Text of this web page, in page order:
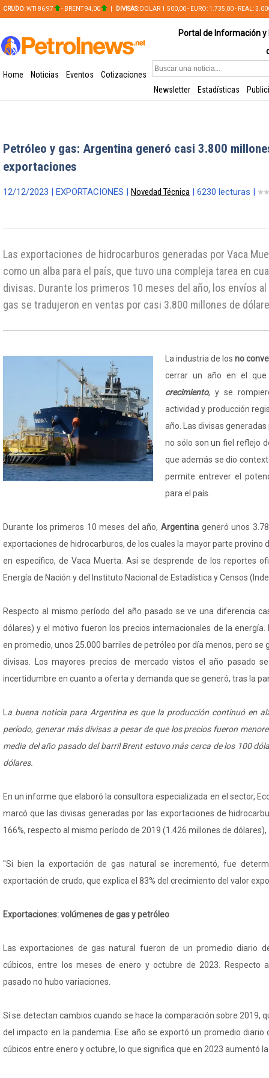
CRUDO: WTI 86,97 - BRENT 94,00 DIVISAS: DOLAR 1.500,00 - EURO: 1.735,00 - REAL:
Portal de Información
Home Noticias Eventos
Cotizaciones
Newsletter
Estadísticas
Petróleo y gas: Argentina generó casi 3.800
exportaciones
12/12/2023 | EXPORTACIONES | Novedad Técnica | 6230 lecturas |
Las exportaciones de hidrocarburos generadas por Vaca
como un alba para el país, que tuvo una compleja tarea en
divisas. Durante los primeros 10 meses del año, los envíos
gas se tradujeron en ventas por casi 3.800 millones de
La industria de los no
cerrar un año en el
crecimiento, y se
actividad y producción
año. Las divisas
no sólo son un fiel reflejo
que además se dio
permite entrever el
para el país.
Durante los primeros 10 meses del año, Argentina generó unos
exportaciones de hidrocarburos, de los cuales la mayor parte provino
en específico, de Vaca Muerta. Así se desprende de los reportes
Energía de Nación y del Instituto Nacional de Estadística y Censos
Respecto al mismo período del año pasado se ve una diferencia
dólares) y el motivo fueron los precios internacionales de la energía.
en promedio, unos 25.000 barriles de petróleo por día menos, pero se
divisas. Los mayores precios de mercado vistos el año pasado
incertidumbre en cuanto a oferta y demanda que se generó, tras la
a buena noticia para Argentina es que la producción continuó en
período, generar más divisas a pesar de que los precios fueron
media del año pasado del barril Brent estuvo más cerca de los 100
dólares.
En un informe que elaboró la consultora especializada en el sector,
marcó que las divisas generadas por las exportaciones de
166%, respecto al mismo período de 2019 (1.426 millones de
"Si bien la exportación de gas natural se incrementó, fue
exportación de crudo, que explica el 83% del crecimiento del valor
Exportaciones: volúmenes de gas y petróleo
Las exportaciones de gas natural fueron de un promedio diario
cúbicos, entre los meses de enero y octubre de 2023. Respecto
pasado no hubo variaciones.
Sí se detectan cambios cuando se hace la comparación sobre 2019,
del impacto en la pandemia. Ese año se exportó un promedio diario
cúbicos entre enero y octubre, lo que significa que en 2023 aumentó